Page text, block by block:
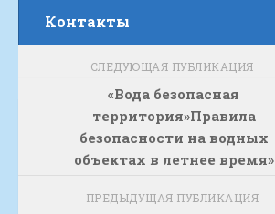
Контакты
СЛЕДУЮЩАЯ ПУБЛИКАЦИЯ
«Вода безопасная
территория»Правила
безопасности на водных
объектах в летнее время»
ПРЕДЫДУЩАЯ ПУБЛИКАЦИЯ